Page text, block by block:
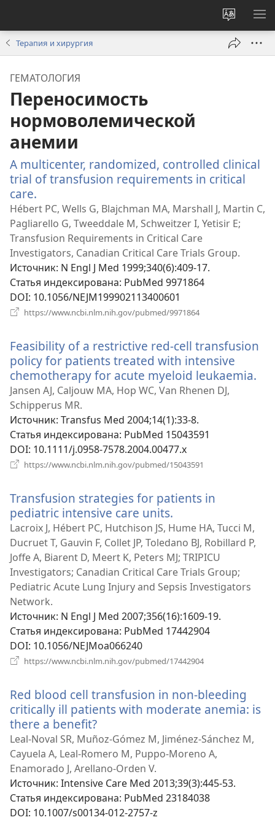
язык
сайта
Терапия и хирургия
ГЕМАТОЛОГИЯ
Переносимость
нормоволемической
анемии
A multicenter, randomized, controlled clinical
trial of transfusion requirements in critical
care.
в
новом
окне)
Hébert PC, Wells G, Blajchman MA, Marshall J, Martin C,
Pagliarello G, Tweeddale M, Schweitzer I, Yetisir E;
Transfusion Requirements in Critical Care
Investigators, Canadian Critical Care Trials Group.
Источник‎: N Engl J Med 1999;340(6):409-17.
Статья индексирована‎: PubMed 9971864
DOI‎: 10.1056/NEJM199902113400601
https://www.ncbi.nlm.nih.gov/pubmed/9971864
окне)
Feasibility of a restrictive red-cell transfusion
policy for patients treated with intensive
chemotherapy for acute myeloid leukaemia.
Jansen AJ, Caljouw MA, Hop WC, Van Rhenen DJ,
Schipperus MR.
Источник‎: Transfus Med 2004;14(1):33-8.
Статья индексирована‎: PubMed 15043591
DOI‎: 10.1111/j.0958-7578.2004.00477.x
https://www.ncbi.nlm.nih.gov/pubmed/15043591
окне)
Transfusion strategies for patients in
pediatric intensive care units.
в
новом
окне)
Lacroix J, Hébert PC, Hutchison JS, Hume HA, Tucci M,
Ducruet T, Gauvin F, Collet JP, Toledano BJ, Robillard P,
Joffe A, Biarent D, Meert K, Peters MJ; TRIPICU
Investigators; Canadian Critical Care Trials Group;
Pediatric Acute Lung Injury and Sepsis Investigators
Network.
Источник‎: N Engl J Med 2007;356(16):1609-19.
Статья индексирована‎: PubMed 17442904
DOI‎: 10.1056/NEJMoa066240
https://www.ncbi.nlm.nih.gov/pubmed/17442904
окне)
Red blood cell transfusion in non-bleeding
critically ill patients with moderate anemia: is
there a benefit?
в
новом
окне)
Leal-Noval SR, Muñoz-Gómez M, Jiménez-Sánchez M,
Cayuela A, Leal-Romero M, Puppo-Moreno A,
Enamorado J, Arellano-Orden V.
Источник‎: Intensive Care Med 2013;39(3):445-53.
Статья индексирована‎: PubMed 23184038
DOI‎: 10.1007/s00134-012-2757-z